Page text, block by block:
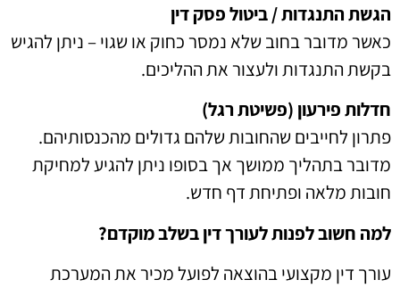
הגשת התנגדות / ביטול פסק דין
כאשר מדובר בחוב שלא נמסר כחוק או שגוי – ניתן להגיש
בקשת התנגדות ולעצור את ההליכים.
חדלות פירעון (פשיטת רגל)
פתרון לחייבים שהחובות שלהם גדולים מהכנסותיהם.
מדובר בתהליך ממושך אך בסופו ניתן להגיע למחיקת
חובות מלאה ופתיחת דף חדש.
למה חשוב לפנות לעורך דין בשלב מוקדם?
עורך דין מקצועי בהוצאה לפועל מכיר את המערכת